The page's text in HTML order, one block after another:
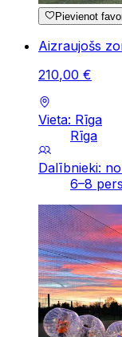
Pievienot
Aizraujošs
210,00 €
Vieta: Rīga
Rīga
Dalībnieki:
6–8